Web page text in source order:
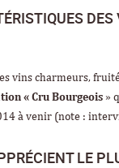
vins charmeurs,
« Cru Bourgeois »
à venir (note :
LE